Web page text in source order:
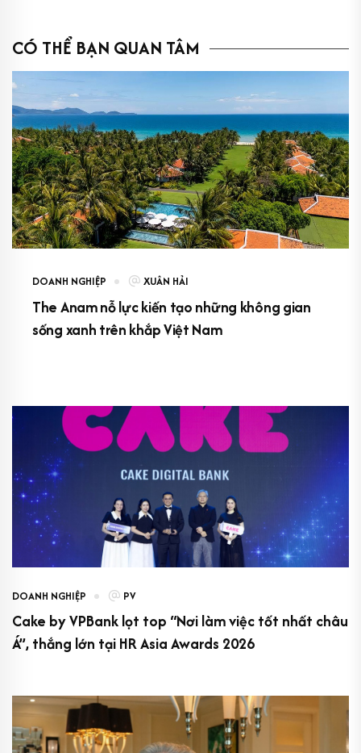
CÓ THỂ BẠN QUAN TÂM
DOANH NGHIỆP XUÂN HẢI
The Anam nỗ lực kiến tạo những không gian
sống xanh trên khắp Việt Nam
DOANH NGHIỆP PV
Cake by VPBank lọt top “Nơi làm việc tốt nhất châu
Á”, thắng lớn tại HR Asia Awards 2026